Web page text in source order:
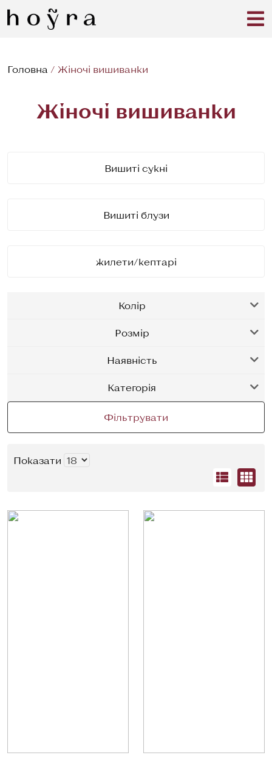
Головна / Жіночі вишиванки
Жіночі вишиванки
Вишиті сукні
Вишиті блузи
жилети/кептарі
Колір
Розмір
Наявність
Категорія
Фільтрувати
Показати